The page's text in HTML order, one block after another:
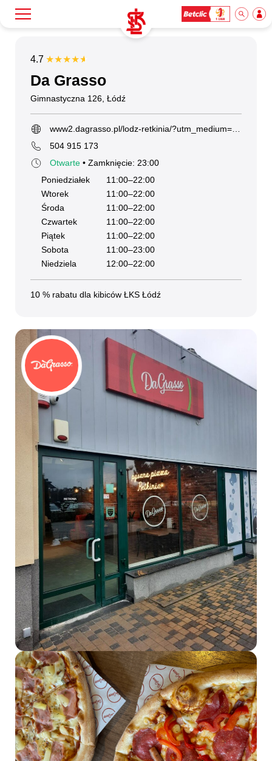
Przyjaciel ŁKS
Klub
Mecze
Akademia
Biznes
Kibice
SKLEP KUP BILET
4.7 ★★★★★
★★★★★
Da Grasso
Gimnastyczna 126, Łódź
www2.dagrasso.pl/lodz-retkinia/?utm_medium=organic&utm_source=google_maps&utm_campaign=google_maps&utm_content=web_url
504 915 173
Otwarte • Zamknięcie: 23:00
Poniedziałek
11:00–22:00
Wtorek
11:00–22:00
Środa
11:00–22:00
Czwartek
11:00–22:00
Piątek
11:00–22:00
Sobota
11:00–23:00
Niedziela
12:00–22:00
10 % rabatu dla kibiców ŁKS Łódź